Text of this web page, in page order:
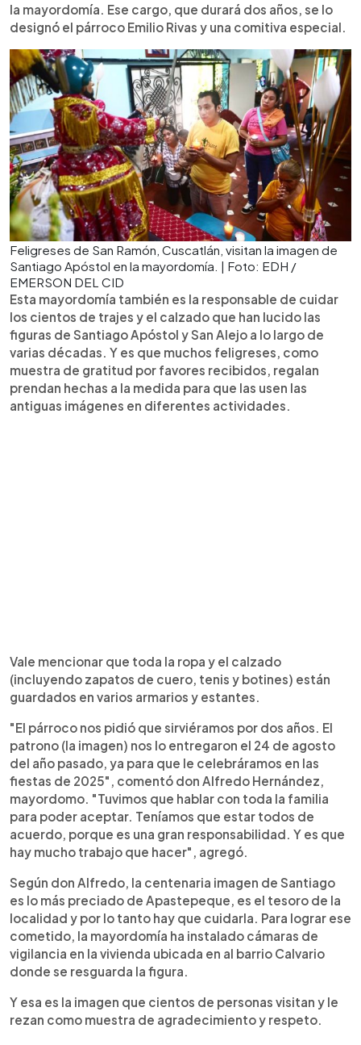
la mayordomía. Ese cargo, que durará dos años, se lo
designó el párroco Emilio Rivas y una comitiva especial.
Feligreses de San Ramón, Cuscatlán, visitan la imagen de
Santiago Apóstol en la mayordomía. | Foto: EDH /
EMERSON DEL CID
Esta mayordomía también es la responsable de cuidar
los cientos de trajes y el calzado que han lucido las
figuras de Santiago Apóstol y San Alejo a lo largo de
varias décadas. Y es que muchos feligreses, como
muestra de gratitud por favores recibidos, regalan
prendan hechas a la medida para que las usen las
antiguas imágenes en diferentes actividades.
Vale mencionar que toda la ropa y el calzado
(incluyendo zapatos de cuero, tenis y botines) están
guardados en varios armarios y estantes.
"El párroco nos pidió que sirviéramos por dos años. El
patrono (la imagen) nos lo entregaron el 24 de agosto
del año pasado, ya para que le celebráramos en las
fiestas de 2025", comentó don Alfredo Hernández,
mayordomo. "Tuvimos que hablar con toda la familia
para poder aceptar. Teníamos que estar todos de
acuerdo, porque es una gran responsabilidad. Y es que
hay mucho trabajo que hacer", agregó.
Según don Alfredo, la centenaria imagen de Santiago
es lo más preciado de Apastepeque, es el tesoro de la
localidad y por lo tanto hay que cuidarla. Para lograr ese
cometido, la mayordomía ha instalado cámaras de
vigilancia en la vivienda ubicada en al barrio Calvario
donde se resguarda la figura.
Y esa es la imagen que cientos de personas visitan y le
rezan como muestra de agradecimiento y respeto.